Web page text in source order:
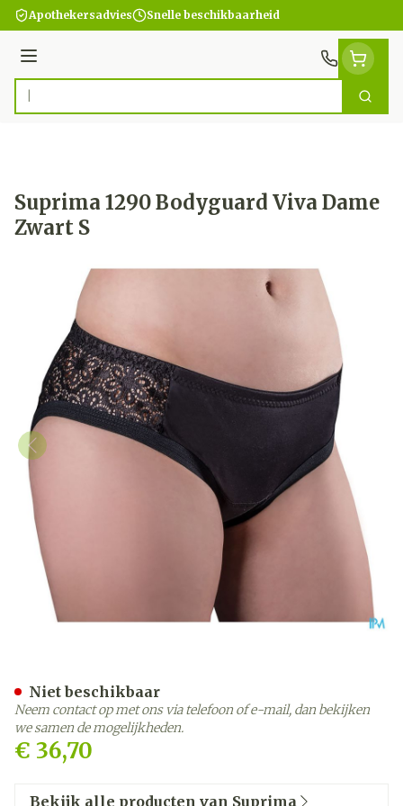
Ga naar de inhoud
Apothekersadvies Snelle beschikbaarheid
Menu
Product, merk, categorie... Zoek
Suprima 1290 Bodyguard Viva Dame
Zwart S
€ 36,70
Niet beschikbaar
Neem contact op met ons via telefoon of e-mail, dan bekijken
we samen de mogelijkheden.
Bekijk alle producten van Suprima